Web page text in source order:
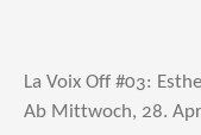
La Voix Off #03:
Ab Mittwoch, 28.